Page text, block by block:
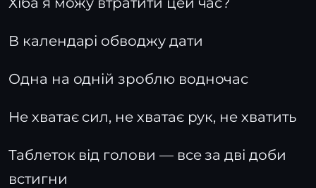
В календарі обводжу дати
Одна на одній зроблю водночас
Не хватає сил, не хватає рук, не хватить
Таблеток від голови — все за дві доби
встигни